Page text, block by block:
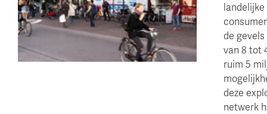
de
van 8 tot
ruim 5
deze
netwerk